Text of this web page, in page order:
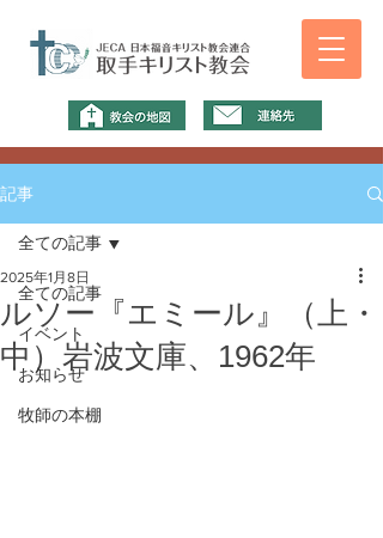
記事
全ての記事
イベント
お知らせ
牧師の本棚
全ての記事
ルソー『エミール』（上・
中）岩波文庫、1962年
2025年1月8日